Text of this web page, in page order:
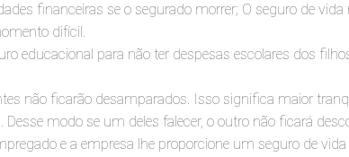
financeiras se o segurado morrer; O seguro de vida
difícil.
educacional para não ter despesas escolares dos
não ficarão desamparados. Isso significa maior
modo se um deles falecer, o outro não ficará
e a empresa lhe proporcione um seguro de